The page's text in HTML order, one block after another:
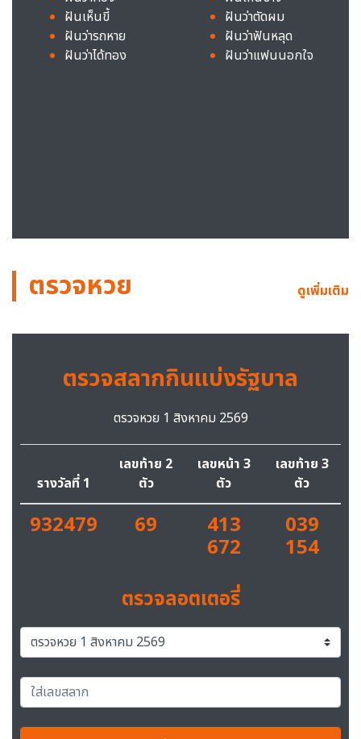
ฝันเห็นขี้
ฝันว่ารถหาย
ฝันว่าได้ทอง
ฝันว่าตัดผม
ฝันว่าฟันหลุด
ฝันว่าแฟนนอกใจ
ตรวจหวย ดูเพิ่มเติม
ตรวจสลากกินแบ่งรัฐบาล
ตรวจหวย 1 สิงหาคม 2569
รางวัลที่ 1
เลขท้าย 2
ตัว
เลขหน้า 3
ตัว
เลขท้าย 3
ตัว
932479 69 413
672
039
154
ตรวจลอตเตอรี่